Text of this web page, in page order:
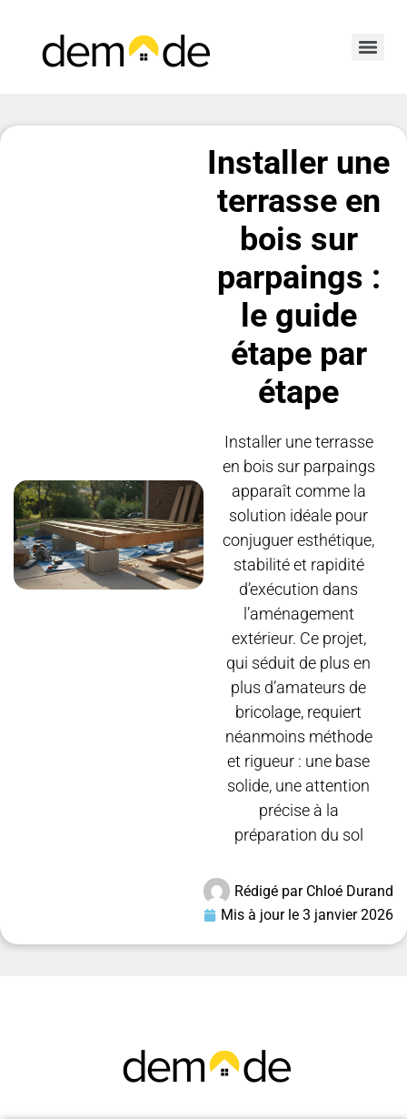
Installer une
terrasse en
bois sur
parpaings :
le guide
étape par
étape
Installer une terrasse
en bois sur parpaings
apparaît comme la
solution idéale pour
conjuguer esthétique,
stabilité et rapidité
d’exécution dans
l’aménagement
extérieur. Ce projet,
qui séduit de plus en
plus d’amateurs de
bricolage, requiert
néanmoins méthode
et rigueur : une base
solide, une attention
précise à la
préparation du sol
Rédigé par Chloé Durand
Mis à jour le 3 janvier 2026